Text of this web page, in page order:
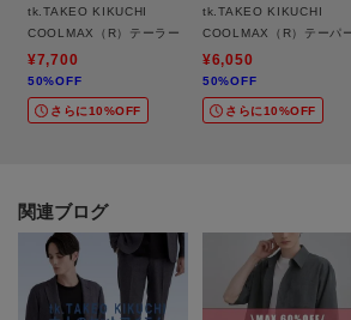
※照明の関係により、実際よりも色味が違って見え
た、パソコン・スマートフォンなどの環境により
tk.TAKEO KIKUCHI
COOLMAX（R）テーラードジャケット
¥7,700
50%OFF
さらに10%OFF
tk.TAKEO KIKUCHI
COOLMAX（R）テーパ
¥6,050
50%OFF
さらに10%OFF
関連ブログ